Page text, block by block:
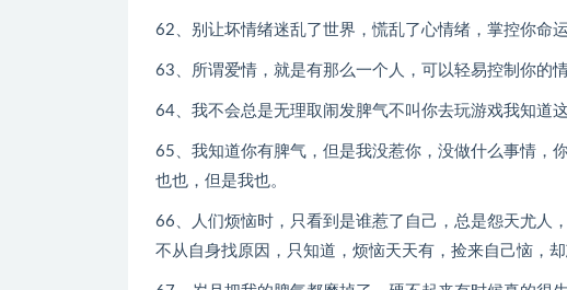
62、别让坏情绪迷乱了世界，慌乱了心情绪，掌控你命
63、所谓爱情，就是有那么一个人，可以轻易控制你的
64、我不会总是无理取闹发脾气不叫你去玩游戏我知道这
65、我知道你有脾气，但是我没惹你，没做什么事情，
也也，但是我也。
66、人们烦恼时，只看到是谁惹了自己，总是怨天尤人
不从自身找原因，只知道，烦恼天天有，捡来自己恼，